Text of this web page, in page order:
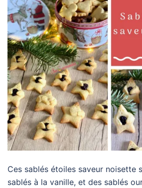
Ces sablés étoiles saveur noisette
sablés à la vanille, et des sablés